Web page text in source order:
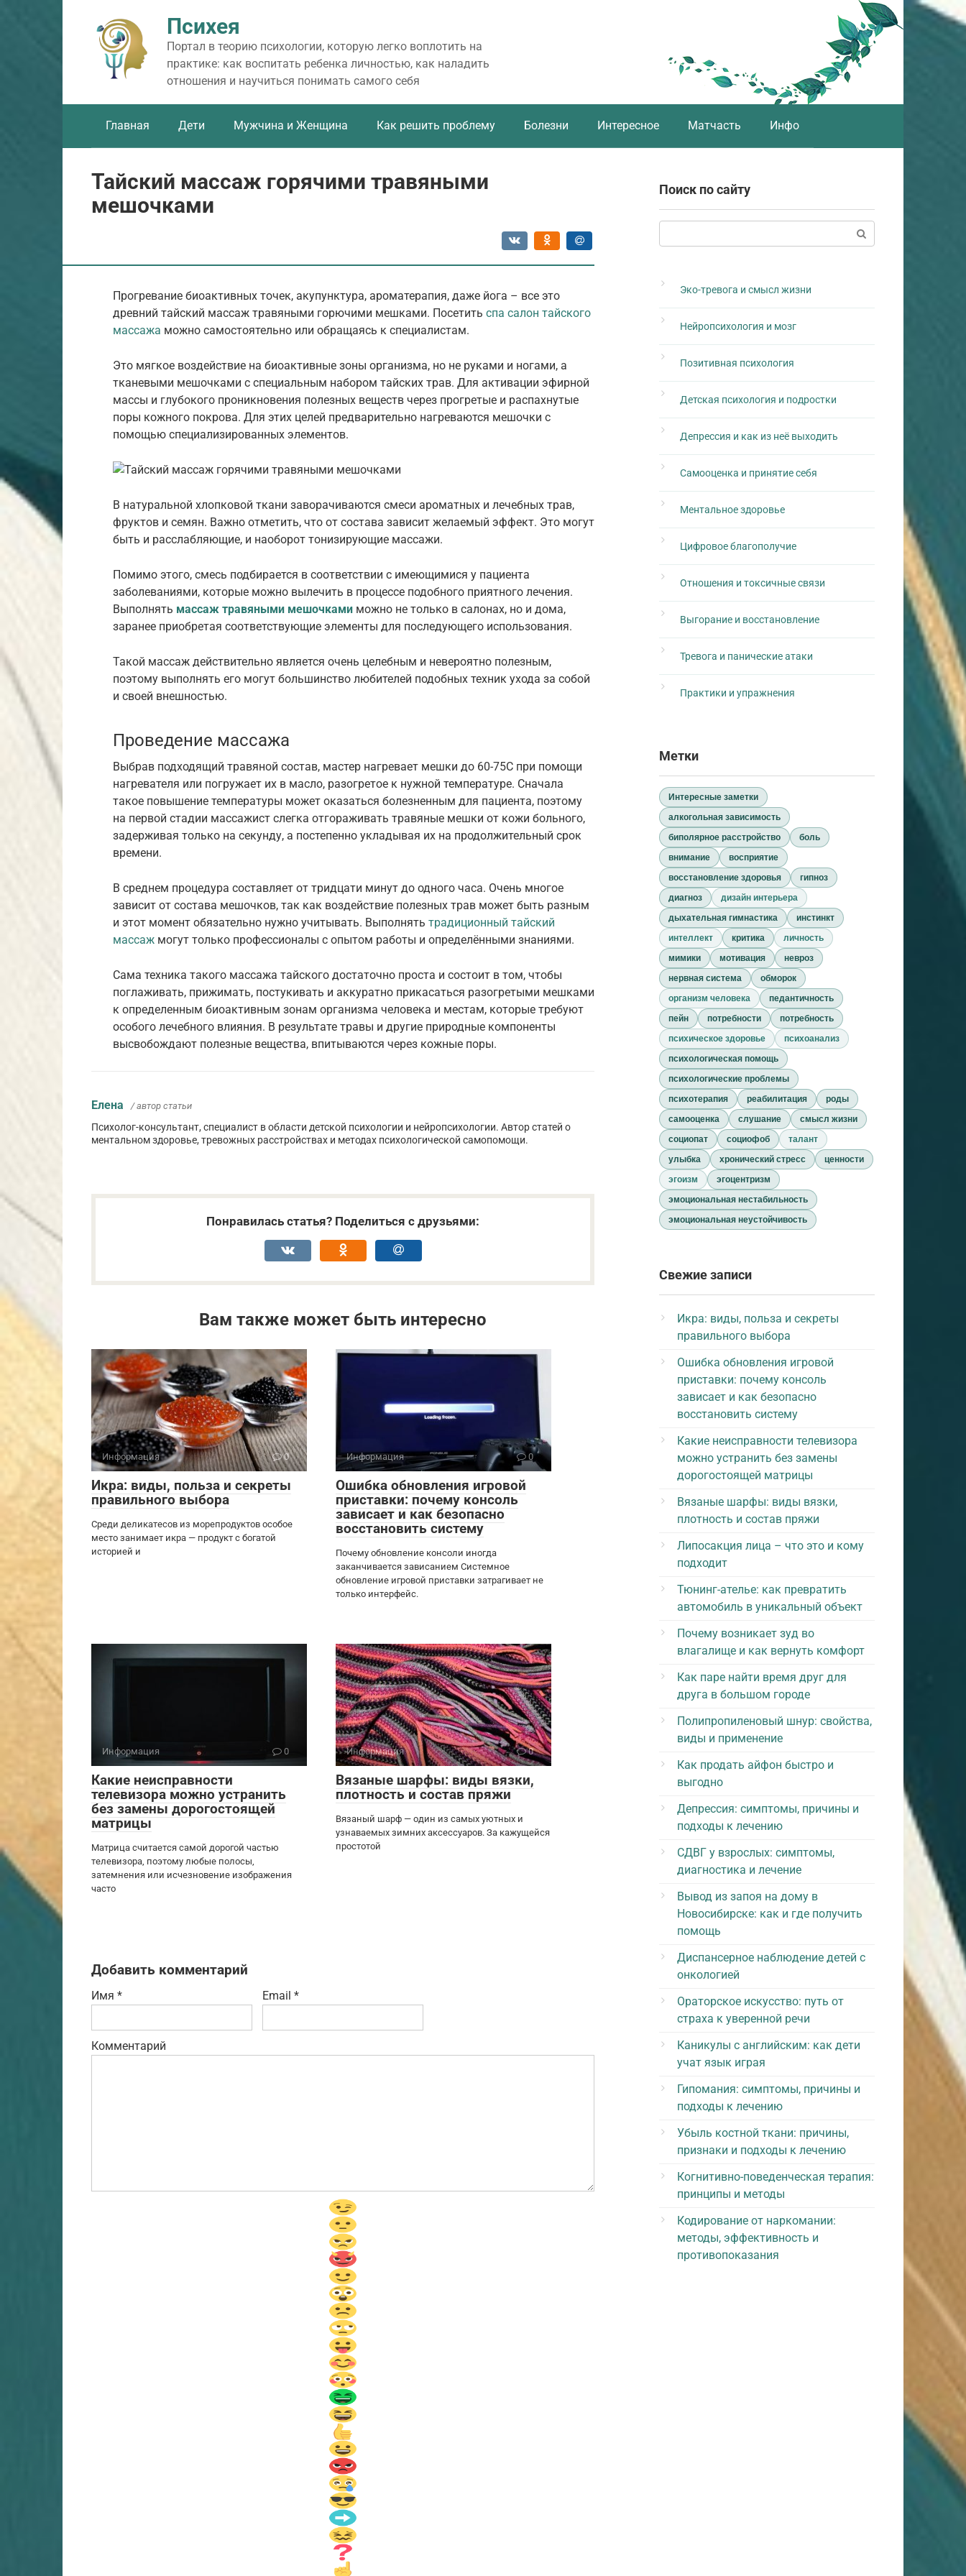
Психея
Портал в теорию психологии, которую легко воплотить на
практике: как воспитать ребенка личностью, как наладить
отношения и научиться понимать самого себя
Главная Дети Мужчина и Женщина Как решить проблему Болезни Интересное Матчасть Инфо
Тайский массаж горячими травяными
мешочками
Прогревание биоактивных точек, акупунктура, ароматерапия, даже йога – все это
древний тайский массаж травяными горючими мешками. Посетить спа салон тайского
массажа можно самостоятельно или обращаясь к специалистам.
Это мягкое воздействие на биоактивные зоны организма, но не руками и ногами, а
тканевыми мешочками с специальным набором тайских трав. Для активации эфирной
массы и глубокого проникновения полезных веществ через прогретые и распахнутые
поры кожного покрова. Для этих целей предварительно нагреваются мешочки с
помощью специализированных элементов.
В натуральной хлопковой ткани заворачиваются смеси ароматных и лечебных трав,
фруктов и семян. Важно отметить, что от состава зависит желаемый эффект. Это могут
быть и расслабляющие, и наоборот тонизирующие массажи.
Помимо этого, смесь подбирается в соответствии с имеющимися у пациента
заболеваниями, которые можно вылечить в процессе подобного приятного лечения.
Выполнять массаж травяными мешочками можно не только в салонах, но и дома,
заранее приобретая соответствующие элементы для последующего использования.
Такой массаж действительно является очень целебным и невероятно полезным,
поэтому выполнять его могут большинство любителей подобных техник ухода за собой
и своей внешностью.
Проведение массажа
Выбрав подходящий травяной состав, мастер нагревает мешки до 60-75С при помощи
нагревателя или погружает их в масло, разогретое к нужной температуре. Сначала
такое повышение температуры может оказаться болезненным для пациента, поэтому
на первой стадии массажист слегка отгораживать травяные мешки от кожи больного,
задерживая только на секунду, а постепенно укладывая их на продолжительный срок
времени.
В среднем процедура составляет от тридцати минут до одного часа. Очень многое
зависит от состава мешочков, так как воздействие полезных трав может быть разным
и этот момент обязательно нужно учитывать. Выполнять традиционный тайский
массаж могут только профессионалы с опытом работы и определёнными знаниями.
Сама техника такого массажа тайского достаточно проста и состоит в том, чтобы
поглаживать, прижимать, постукивать и аккуратно прикасаться разогретыми мешками
к определенным биоактивным зонам организма человека и местам, которые требуют
особого лечебного влияния. В результате травы и другие природные компоненты
высвобождают полезные вещества, впитываются через кожные поры.
Елена / автор статьи
Психолог-консультант, специалист в области детской психологии и нейропсихологии. Автор статей о
ментальном здоровье, тревожных расстройствах и методах психологической самопомощи.
Понравилась статья? Поделиться с друзьями:
Вам также может быть интересно
Информация 0
Икра: виды, польза и секреты
правильного выбора
Среди деликатесов из морепродуктов особое
место занимает икра — продукт с богатой
историей и
Информация 0
Ошибка обновления игровой
приставки: почему консоль
зависает и как безопасно
восстановить систему
Почему обновление консоли иногда
заканчивается зависанием Системное
обновление игровой приставки затрагивает не
только интерфейс.
Информация 0
Какие неисправности
телевизора можно устранить
без замены дорогостоящей
матрицы
Матрица считается самой дорогой частью
телевизора, поэтому любые полосы,
затемнения или исчезновение изображения
часто
Информация 0
Вязаные шарфы: виды вязки,
плотность и состав пряжи
Вязаный шарф — один из самых уютных и
узнаваемых зимних аксессуаров. За кажущейся
простотой
Добавить комментарий
Имя * Email *
Комментарий
Поиск по сайту
Эко-тревога и смысл жизни
Нейропсихология и мозг
Позитивная психология
Детская психология и подростки
Депрессия и как из неё выходить
Самооценка и принятие себя
Ментальное здоровье
Цифровое благополучие
Отношения и токсичные связи
Выгорание и восстановление
Тревога и панические атаки
Практики и упражнения
Метки
Интересные заметки
алкогольная зависимость
биполярное расстройство
боль
внимание
восприятие
восстановление здоровья
гипноз
диагноз
дизайн интерьера
дыхательная гимнастика
инстинкт
интеллект
критика
личность
мимики
мотивация
невроз
нервная система
обморок
организм человека
педантичность
пейн
потребности
потребность
психическое здоровье
психоанализ
психологическая помощь
психологические проблемы
психотерапия
реабилитация
роды
самооценка
слушание
смысл жизни
социопат
социофоб
талант
улыбка
хронический стресс
ценности
эгоизм
эгоцентризм
эмоциональная нестабильность
эмоциональная неустойчивость
Свежие записи
Икра: виды, польза и секреты
правильного выбора
Ошибка обновления игровой
приставки: почему консоль
зависает и как безопасно
восстановить систему
Какие неисправности телевизора
можно устранить без замены
дорогостоящей матрицы
Вязаные шарфы: виды вязки,
плотность и состав пряжи
Липосакция лица – что это и кому
подходит
Тюнинг-ателье: как превратить
автомобиль в уникальный объект
Почему возникает зуд во
влагалище и как вернуть комфорт
Как паре найти время друг для
друга в большом городе
Полипропиленовый шнур: свойства,
виды и применение
Как продать айфон быстро и
выгодно
Депрессия: симптомы, причины и
подходы к лечению
СДВГ у взрослых: симптомы,
диагностика и лечение
Вывод из запоя на дому в
Новосибирске: как и где получить
помощь
Диспансерное наблюдение детей с
онкологией
Ораторское искусство: путь от
страха к уверенной речи
Каникулы с английским: как дети
учат язык играя
Гипомания: симптомы, причины и
подходы к лечению
Убыль костной ткани: причины,
признаки и подходы к лечению
Когнитивно-поведенческая терапия:
принципы и методы
Кодирование от наркомании:
методы, эффективность и
противопоказания